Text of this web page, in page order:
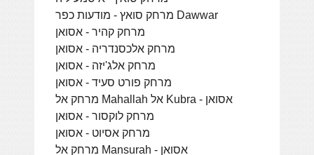
מרחק סואץ - מודעות כפר Dawwar
מרחק קהיר - אסואן
מרחק אלכסנדריה - אסואן
מרחק אלג'יזה - אסואן
מרחק פורט סעיד - אסואן
מרחק אל Mahallah אל Kubra - אסואן
מרחק לוקסור - אסואן
מרחק אסיוט - אסואן
מרחק אל Mansurah - אסואן